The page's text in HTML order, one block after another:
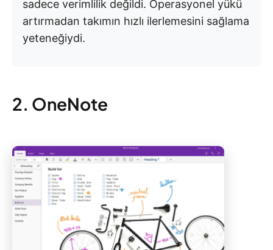
sadece verimlilik değildi. Operasyonel yükü
artırmadan takımın hızlı ilerlemesini sağlama
yeteneğiydi.
2. OneNote